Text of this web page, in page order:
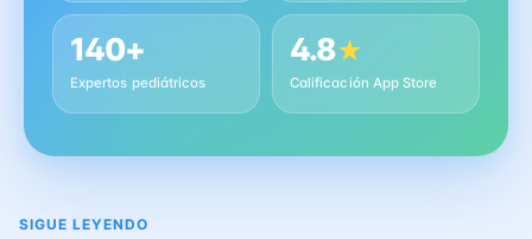
140+
Expertos pediátricos
4.8★
Calificación App Store
SIGUE LEYENDO